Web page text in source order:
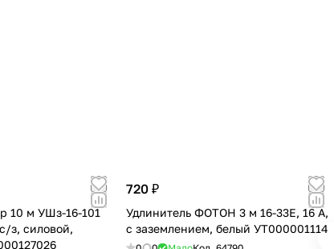
10 м УШз-16-101
з, силовой,
720 ₽
Удлинитель ФОТОН 3 м 16-33E, 16 А,
с заземлением, белый УТ000001114